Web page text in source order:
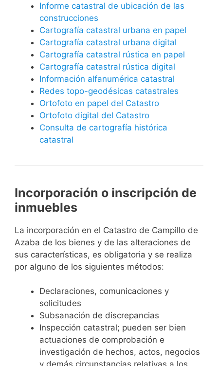
Informe catastral de ubicación de las
construcciones
Cartografía catastral urbana en papel
Cartografía catastral urbana digital
Cartografía catastral rústica en papel
Cartografía catastral rústica digital
Información alfanumérica catastral
Redes topo-geodésicas catastrales
Ortofoto en papel del Catastro
Ortofoto digital del Catastro
Consulta de cartografía histórica
catastral
Incorporación o inscripción de
inmuebles
La incorporación en el Catastro de Campillo de
Azaba de los bienes y de las alteraciones de
sus características, es obligatoria y se realiza
por alguno de los siguientes métodos:
Declaraciones, comunicaciones y
solicitudes
Subsanación de discrepancias
Inspección catastral; pueden ser bien
actuaciones de comprobación e
investigación de hechos, actos, negocios